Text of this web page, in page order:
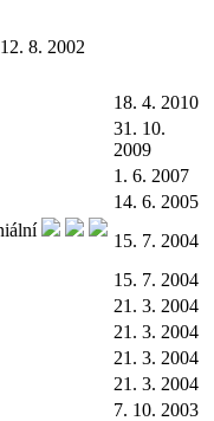
12. 8. 2002
18. 4. 2010
31. 10.
2009
1. 6. 2007
14. 6. 2005
15. 7. 2004
15. 7. 2004
21. 3. 2004
21. 3. 2004
21. 3. 2004
21. 3. 2004
7. 10. 2003